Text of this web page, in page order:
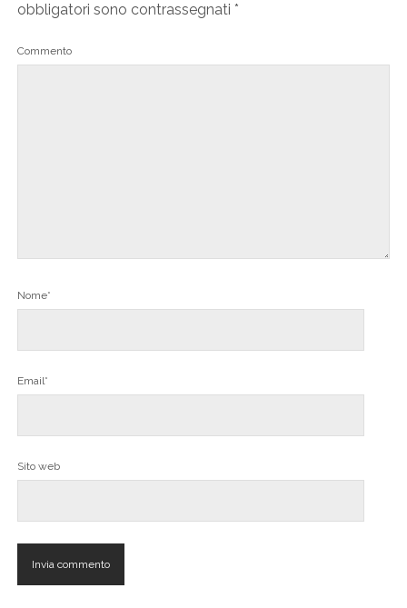
obbligatori sono contrassegnati *
Commento
Nome*
Email*
Sito web